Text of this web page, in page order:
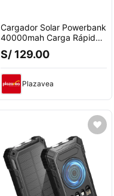
Cargador Solar Powerbank
40000mah Carga Rápida
22.5w Usb Verde
S/ 129.00
Plazavea